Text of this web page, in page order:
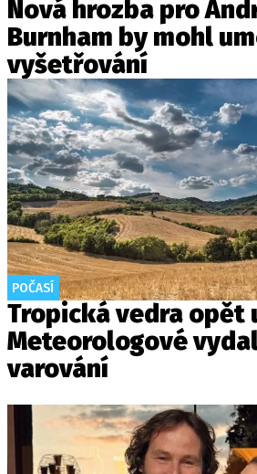
Nová hrozba pro
Burnham by mohl
vyšetřování
POČASÍ
Tropická vedra opět
Meteorologové
varování